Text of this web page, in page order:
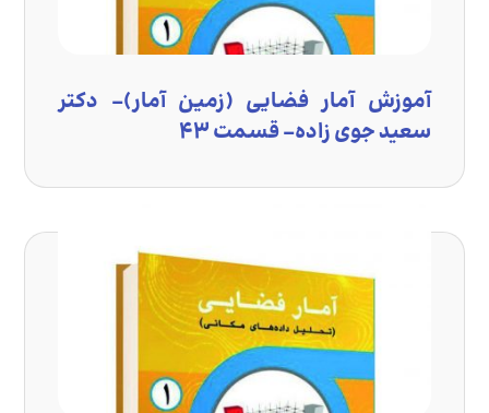
آموزش آمار فضایی (زمین آمار)- دکتر
سعید جوی زاده- قسمت ۴۳